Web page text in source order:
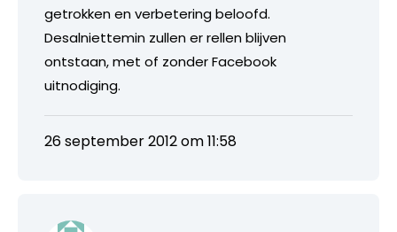
getrokken en verbetering beloofd.
Desalniettemin zullen er rellen blijven
ontstaan, met of zonder Facebook
uitnodiging.
26 september 2012 om 11:58